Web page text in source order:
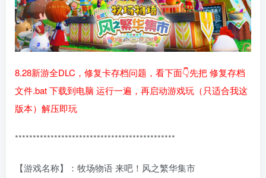
8.28新游全DLC，修复卡存档问题，看下面👇先把 修复存档
文件.bat 下载到电脑 运行一遍，再启动游戏玩（只适合我这
版本）解压即玩
*********************************************
【游戏名称】：牧场物语 来吧！风之繁华集市